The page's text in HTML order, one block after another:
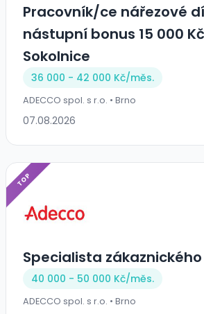
Pracovník/ce nářezové
nástupní bonus 15 000
Sokolnice
36 000 - 42 000 Kč/měs.
ADECCO spol. s r.o. • Brno
07.08.2026
TOP
Specialista
40 000 - 50 000 Kč/měs.
ADECCO spol. s r.o. • Brno